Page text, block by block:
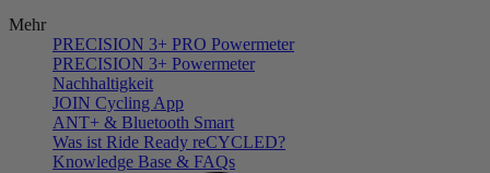
Mehr
PRECISION 3+ PRO Powermeter
PRECISION 3+ Powermeter
Nachhaltigkeit
JOIN Cycling App
ANT+ & Bluetooth Smart
Was ist Ride Ready reCYCLED?
Knowledge Base & FAQs